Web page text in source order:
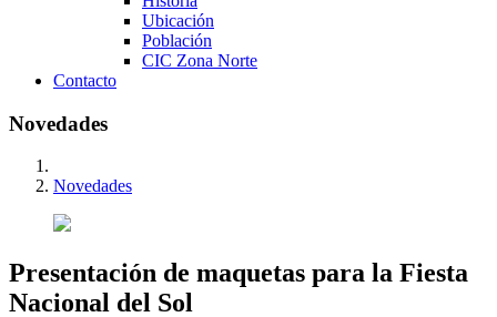
Ubicación
Población
CIC Zona Norte
Contacto
Novedades
Novedades
Presentación de maquetas para la Fiesta
Nacional del Sol